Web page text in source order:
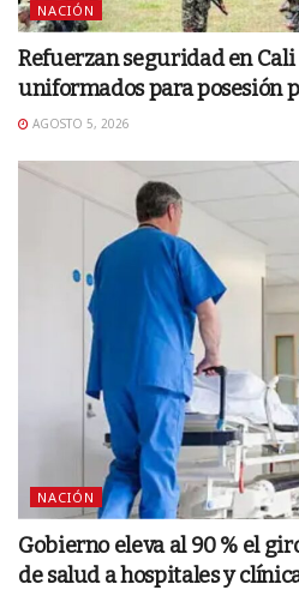
NACIÓN
Refuerzan seguridad en Cali
uniformados para posesión
AGOSTO 5, 2026
NACIÓN
Gobierno eleva al 90 % el
de salud a hospitales y